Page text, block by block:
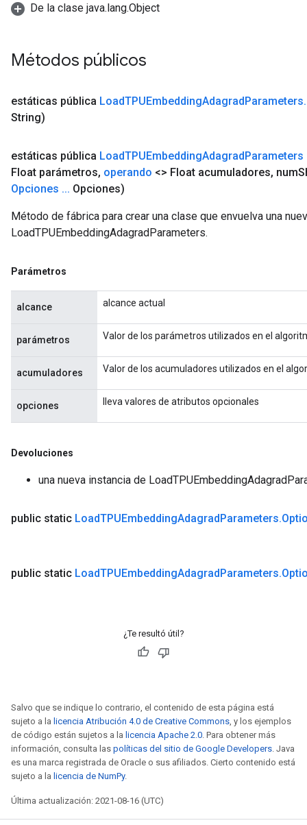
De la clase java.lang.Object
Métodos públicos
estáticas pública LoadTPUEmbeddingAdagradParameters.
String)
estáticas pública LoadTPUEmbeddingAdagradParameters
Float parámetros, operando <> Float acumuladores, num
Opciones ... Opciones)
Método de fábrica para crear una clase que envuelva una
LoadTPUEmbeddingAdagradParameters.
Parámetros
alcance alcance actual
parámetros Valor de los parámetros utilizados en el
acumuladores Valor de los acumuladores utilizados en el
opciones lleva valores de atributos opcionales
Devoluciones
una nueva instancia de
public static LoadTPUEmbeddingAdagradParameters.
public static LoadTPUEmbeddingAdagradParameters.
¿Te resultó útil?
Salvo que se indique lo contrario, el contenido de esta página está
sujeto a la licencia Atribución 4.0 de Creative Commons, y los ejemplos
de código están sujetos a la licencia Apache 2.0. Para obtener más
información, consulta las políticas del sitio de Google Developers. Java
es una marca registrada de Oracle o sus afiliados. Cierto contenido está
sujeto a la licencia de NumPy.
Última actualización: 2021-08-16 (UTC)